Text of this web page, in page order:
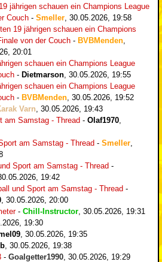
jährigen schauen ein Champions League
Couch - Smeller 30.05.2026, 19:58
19 jährigen schauen ein Champions
von der Couch - BVBMenden
20:01
schauen ein Champions League
- Dietmarson 30.05.2026, 19:55
schauen ein Champions League
- BVBMenden 30.05.2026, 19:52
Varn 30.05.2026, 19:43
am Samstag - Thread - Olaf1970
am Samstag - Thread - Smeller
Sport am Samstag - Thread -
19:42
und Sport am Samstag - Thread -
30.05.2026, 20:00
- Chill-Instructor 30.05.2026, 19:31
19:30
30.05.2026, 19:35
30.05.2026, 19:38
- Goalgetter1990 30.05.2026, 19:29